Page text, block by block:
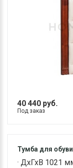
40 440 руб.
Под заказ
Тумба для
· ДхГхВ 1021